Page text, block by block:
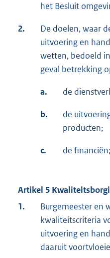
het Besluit
2.
De doelen, waar
uitvoering en
wetten, bedoeld
geval betrekking
a. de
b.
de
producten;
c. de financiën;
Artikel 5
1.
Burgemeester en
kwaliteitscriteria
uitvoering en
daaruit